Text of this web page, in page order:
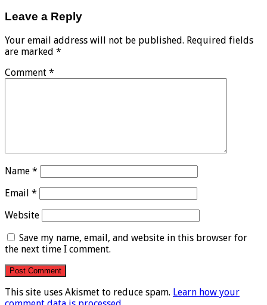
Leave a Reply
Your email address will not be published. Required fields
are marked *
Comment *
Name *
Email *
Website
Save my name, email, and website in this browser for
the next time I comment.
This site uses Akismet to reduce spam. Learn how your